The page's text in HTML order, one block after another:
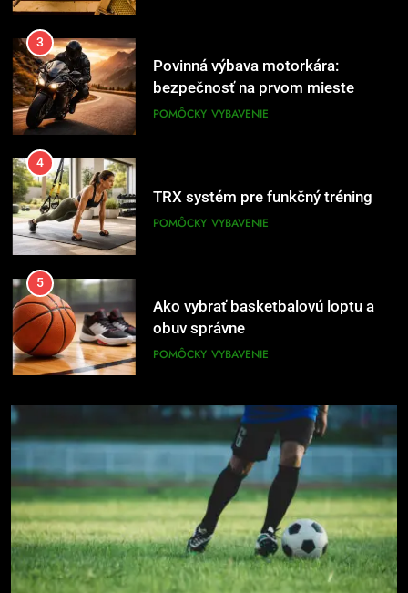
3
Povinná výbava motorkára:
bezpečnosť na prvom mieste
POMÔCKY VYBAVENIE
4
TRX systém pre funkčný tréning
POMÔCKY VYBAVENIE
5
Ako vybrať basketbalovú loptu a
obuv správne
POMÔCKY VYBAVENIE
6
Ako kombinovať rôzne tréningové
pomôcky
POMÔCKY VYBAVENIE
7
Pomôcky na cvičenie brucha
POMÔCKY VYBAVENIE